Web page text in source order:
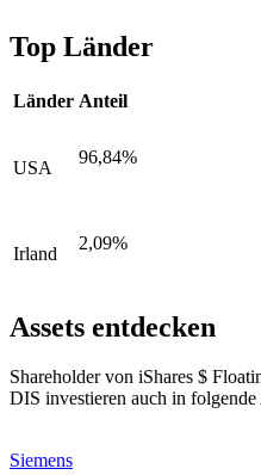
Top Länder
Länder Anteil
USA
96,84%
Irland
2,09%
Assets entdecken
Shareholder von iShares $
DIS investieren auch in folgende
Siemens